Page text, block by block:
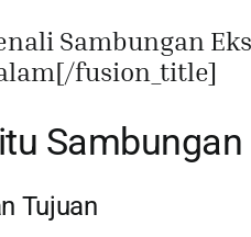
Sambungan
fusion_title]
Tujuan